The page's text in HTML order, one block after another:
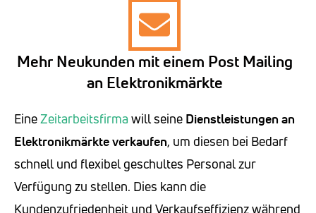
Mehr Neukunden mit einem Post Mailing
an Elektronikmärkte
EineZeitarbeitsfirma will seine Dienstleistungen an
Elektronikmärkte verkaufen, um diesen bei Bedarf
schnell und flexibel geschultes Personal zur
Verfügung zu stellen. Dies kann die
Kundenzufriedenheit und Verkaufseffizienz während